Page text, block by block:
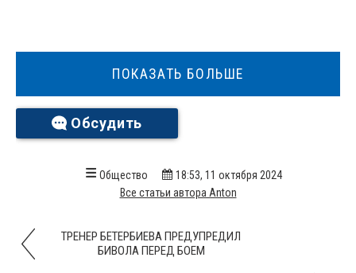
ПОКАЗАТЬ БОЛЬШЕ
Обсудить
Общество
18:53, 11 октября 2024
Все статьи автора Anton
ТРЕНЕР БЕТЕРБИЕВА ПРЕДУПРЕДИЛ
БИВОЛА ПЕРЕД БОЕМ